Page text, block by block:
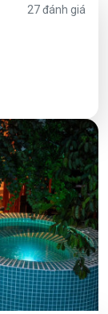
27 đánh giá